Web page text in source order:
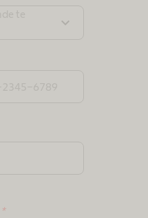
expand_more
*